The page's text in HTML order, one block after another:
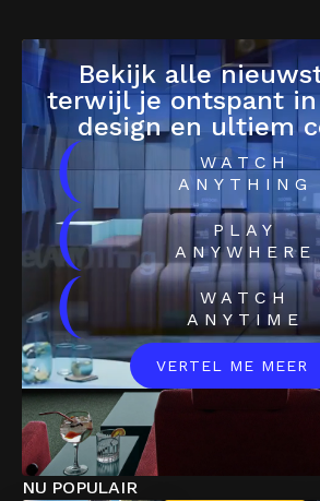
Bekijk alle
terwijl je ontspant
design en ultiem
(
WATCH
ANYTHING
(
PLAY
ANYWHERE
(
WATCH
ANYTIME
VERTEL ME MEER
NU POPULAIR